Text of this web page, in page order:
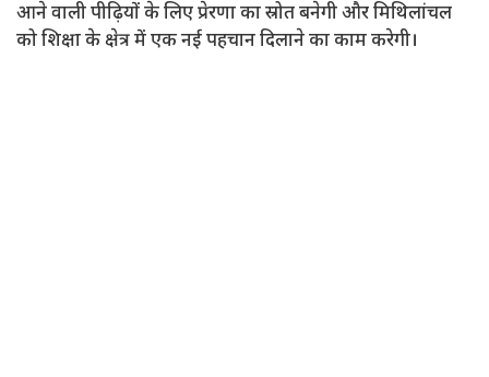
आने वाली पीढ़ियों के लिए प्रेरणा का स्रोत बनेगी और मिथिलांचल
को शिक्षा के क्षेत्र में एक नई पहचान दिलाने का काम करेगी।